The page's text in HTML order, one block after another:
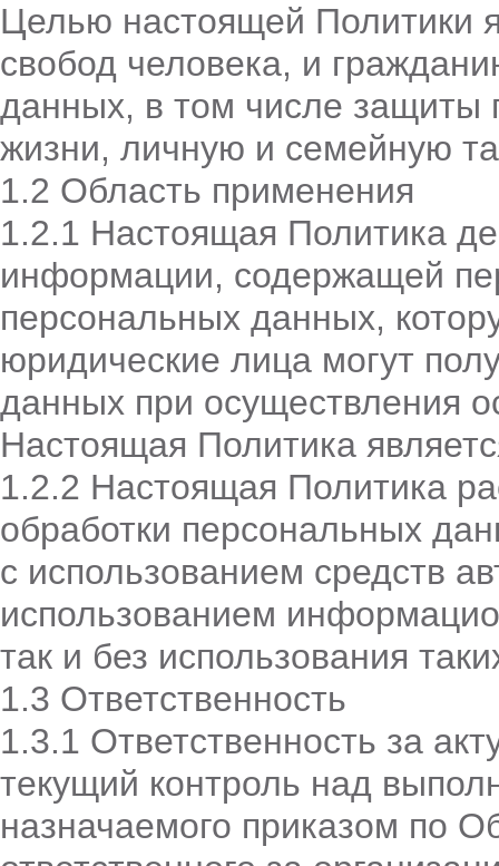
Целью настоящей Политики
свобод человека, и
данных, в том числе защиты
жизни, личную и семейную
1.2 Область применения
1.2.1 Настоящая Политика
информации, содержащей
персональных данных,
юридические лица могут
данных при осуществления
Настоящая Политика
1.2.2 Настоящая Политика
обработки персональных
с использованием средств
использованием
так и без использования
1.3 Ответственность
1.3.1 Ответственность за
текущий контроль над
назначаемого приказом по